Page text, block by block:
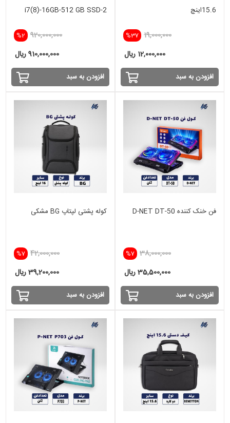
15.6اینچ
%37 19,000,000
12,000,000 ریال
افزودن به سبد
i7(8)-16GB-512 GB SSD-2
%2 920,000,000
910,000,000 ریال
افزودن به سبد
فن خنک کننده D-NET DT-50
%7 38,000,000
35,500,000 ریال
افزودن به سبد
کوله پشتی لپتاپ BG مشکی
%7 42,000,000
39,200,000 ریال
افزودن به سبد